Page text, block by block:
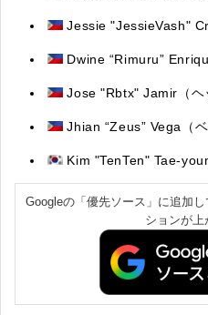
Jessie "JessieVash"
Dwine “Rimuru”
Jose "Rbtx" Jamir（ヘ
Jhian “Zeus” Vega（ベ
Kim "TenTen" Tae-
Googleの「優先ソース」に追加
ションが上